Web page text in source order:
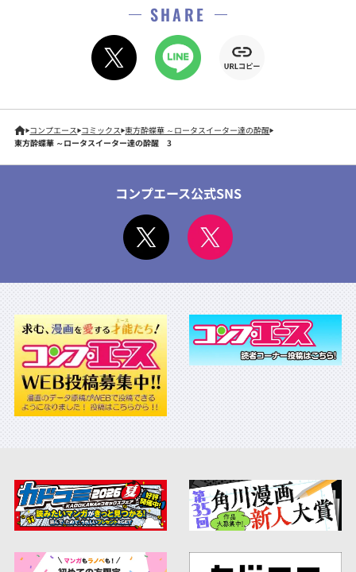
SHARE
コンプエース コミックス 東方酔蝶華 ～ロータスイーター達の酔醒
東方酔蝶華 ～ロータスイーター達の酔醒 3
コンプエース公式SNS